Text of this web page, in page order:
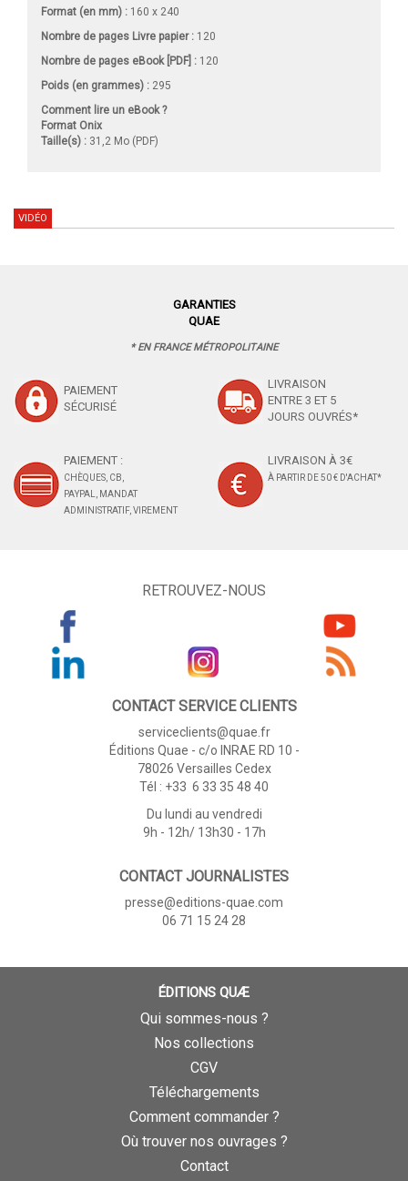
Format (en mm) : 160 x 240
Nombre de pages Livre papier: 120
Nombre de pages eBook [PDF] : 120
Poids (en grammes) : 295
Comment lire un eBook ?
Format Onix
Taille(s) : 31,2 Mo (PDF)
VIDÉO
GARANTIES
QUAE
* EN FRANCE MÉTROPOLITAINE
PAIEMENT
SÉCURISÉ
LIVRAISON
ENTRE 3 ET 5
JOURS OUVRÉS*
PAIEMENT :
CHÈQUES, CB,
PAYPAL, MANDAT
ADMINISTRATIF, VIREMENT
LIVRAISON À 3€
À PARTIR DE 50 € D'ACHAT*
RETROUVEZ-NOUS
CONTACT SERVICE CLIENTS
serviceclients@quae.fr
Éditions Quae - c/o INRAE RD 10 -
78026 Versailles Cedex
Tél : +33 6 33 35 48 40
Du lundi au vendredi
9h - 12h/ 13h30 - 17h
CONTACT JOURNALISTES
presse@editions-quae.com
06 71 15 24 28
ÉDITIONS QUÆ
Qui sommes-nous ?
Nos collections
CGV
Téléchargements
Comment commander ?
Où trouver nos ouvrages ?
Contact